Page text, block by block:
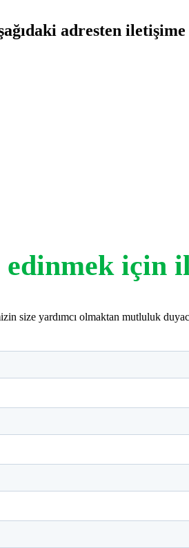
adresten
için
size yardımcı olmaktan mutluluk